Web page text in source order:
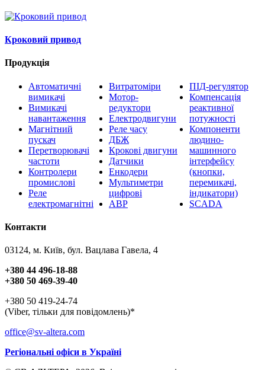
Кроковий привод
Продукція
Автоматичні
вимикачі
Вимикачі
навантаження
Магнітний
пускач
Перетворювачі
частоти
Контролери
промислові
Реле
електромагнітні
Витратоміри
Мотор-
редуктори
Електродвигуни
Реле часу
ДБЖ
Крокові двигуни
Датчики
Енкодери
Мультиметри
цифрові
АВР
ПІД-регулятор
Компенсація
реактивної
потужності
Компоненти
людино-
машинного
інтерфейсу
(кнопки,
перемикачі,
індикатори)
SCADA
Контакти
03124, м. Київ, бул. Вацлава Гавела, 4
+380 44 496-18-88
+380 50 469-39-40
+380 50 419-24-74
(Viber, тільки для повідомлень)*
office@sv-altera.com
Регіональні офіси в Україні